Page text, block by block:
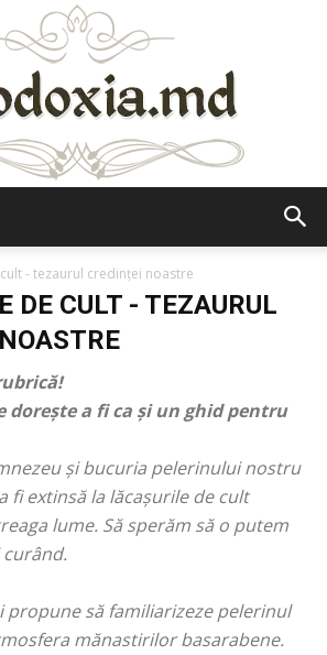
- tezaurul credinţei noastre
DE CULT - TEZAURUL
dorește a fi ca și un ghid pentru
şi bucuria pelerinului nostru
fi extinsă la lăcaşurile de cult
lume. Să sperăm să o putem
propune să familiarizeze pelerinul
mănastirilor basarabene.